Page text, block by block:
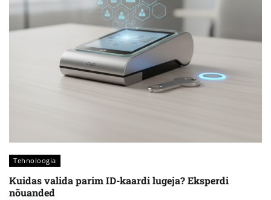
Tehnoloogia
Kuidas valida parim ID-kaardi lugeja? Eksperdi
nõuanded